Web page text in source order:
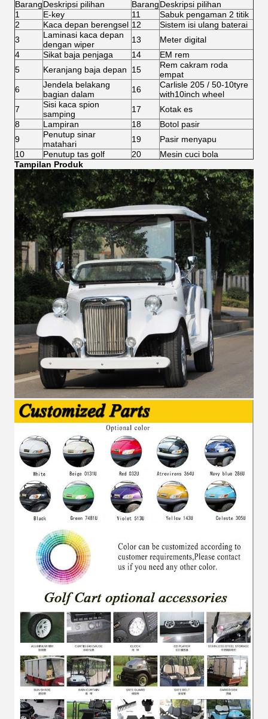
BarangDeskripsi pilihan BarangDeskripsi pilihan
1
E-key 11
Sabuk pengaman 2 titik
2
Kaca depan berengsel 12
Sistem isi ulang baterai
3
Laminasi kaca depan
dengan wiper
13
Meter digital
4
Sikat baja penjaga 14
EM rem
5
Keranjang baja depan 15
Rem cakram roda
empat
6
Jendela belakang
bagian dalam
16
Carlisle 205 / 50-10tyre
with10inch wheel
7
Sisi kaca spion
samping
17
Kotak es
8
Lampiran 18
Botol pasir
9
Penutup sinar
matahari
19
Pasir menyapu
10
Penutup tas golf 20
Mesin cuci bola
Tampilan Produk